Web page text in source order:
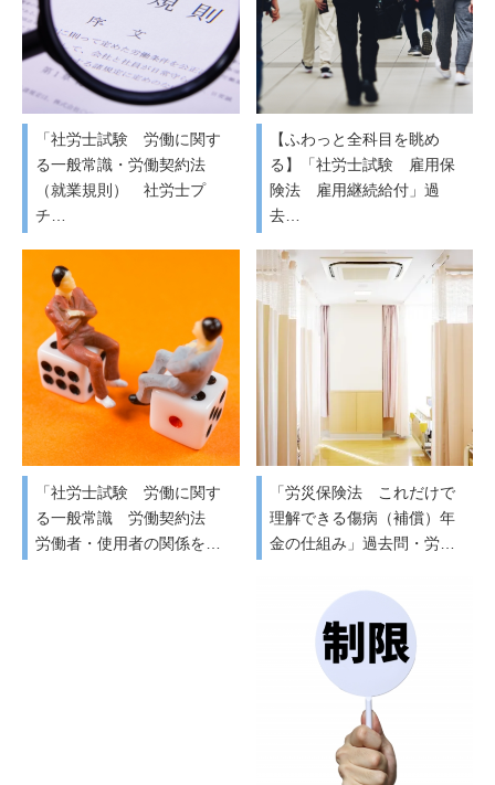
「社労士試験 労働に関す
る一般常識・労働契約法
（就業規則） 社労士プ
チ…
【ふわっと全科目を眺め
る】「社労士試験 雇用保
険法 雇用継続給付」過
去…
「社労士試験 労働に関す
る一般常識 労働契約法
労働者・使用者の関係を…
「労災保険法 これだけで
理解できる傷病（補償）年
金の仕組み」過去問・労…